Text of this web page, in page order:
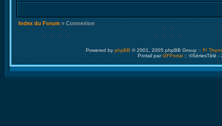
Index du Forum» Connexion
Powered byphpBB© 2001, 2005 phpBB Group ::FI
Portail parGFPortal:: ©SériesTélé -